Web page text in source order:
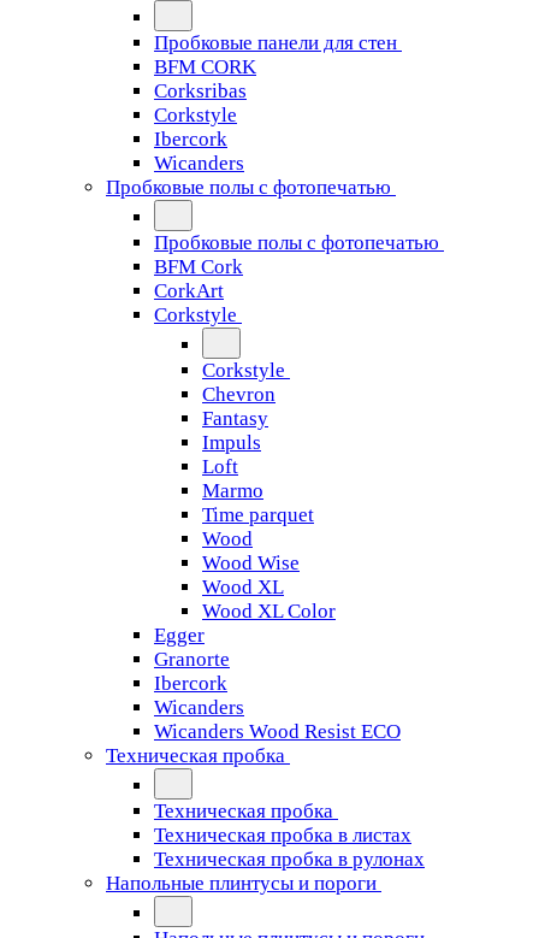
Пробковые панели для стен
BFM CORK
Corksribas
Corkstyle
Ibercork
Wicanders
Пробковые полы с фотопечатью
Пробковые полы с фотопечатью
BFM Cork
CorkArt
Corkstyle
Corkstyle
Chevron
Fantasy
Impuls
Loft
Marmo
Time parquet
Wood
Wood Wise
Wood XL
Wood XL Color
Egger
Granorte
Ibercork
Wicanders
Wicanders Wood Resist ECO
Техническая пробка
Техническая пробка
Техническая пробка в листах
Техническая пробка в рулонах
Напольные плинтусы и пороги